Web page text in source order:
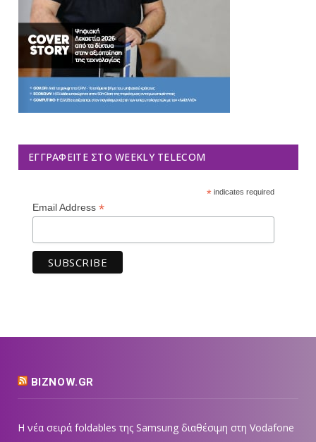
ΕΓΓΡΑΦΕΊΤΕ ΣΤΟ WEEKLY TELECOM
*indicates required
Email Address *
BIZNOW.GR
Η νέα σειρά foldables της Samsung διαθέσιμη στη Vodafone